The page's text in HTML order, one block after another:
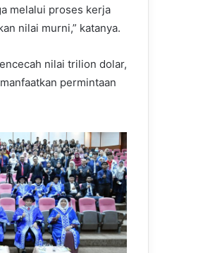
melalui proses kerja
nilai murni,” katanya.
nilai trilion dolar,
permintaan